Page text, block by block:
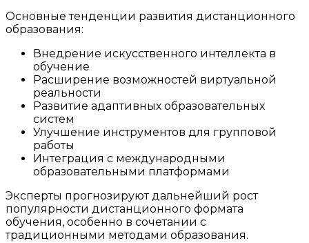
Основные тенденции развития дистанционного
образования:
Внедрение искусственного интеллекта в
обучение
Расширение возможностей виртуальной
реальности
Развитие адаптивных образовательных
систем
Улучшение инструментов для групповой
работы
Интеграция с международными
образовательными платформами
Эксперты прогнозируют дальнейший рост
популярности дистанционного формата
обучения, особенно в сочетании с
традиционными методами образования.